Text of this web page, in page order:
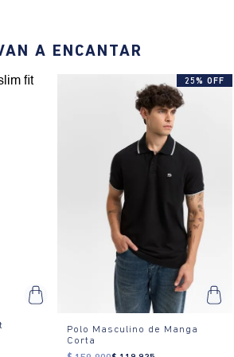
en el pecho.
para usar en eventos casuales o semi-
jeans para un look relajado o con
una apariencia más sofisticada.
A ENCANTAR
25% OFF
Polo Masculino de Manga
Corta